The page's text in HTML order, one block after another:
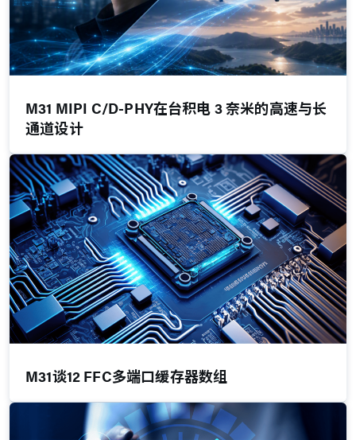
M31 MIPI C/D-PHY在台积电 3 奈米的高速与长
通道设计
M31谈12 FFC多端口缓存器数组